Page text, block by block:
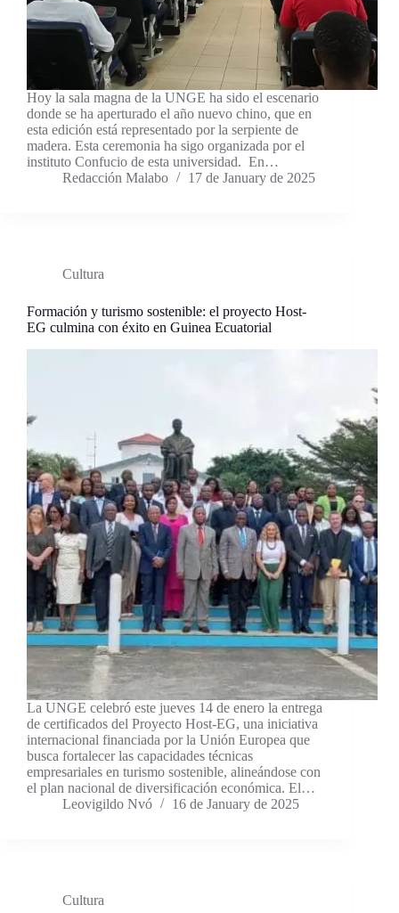
Hoy la sala magna de la UNGE ha sido el escenario
donde se ha aperturado el año nuevo chino, que en
esta edición está representado por la serpiente de
madera. Esta ceremonia ha sigo organizada por el
instituto Confucio de esta universidad. En…
Redacción Malabo
17 de January de 2025
Cultura
Formación y turismo sostenible: el proyecto Host-
EG culmina con éxito en Guinea Ecuatorial
La UNGE celebró este jueves 14 de enero la entrega
de certificados del Proyecto Host-EG, una iniciativa
internacional financiada por la Unión Europea que
busca fortalecer las capacidades técnicas
empresariales en turismo sostenible, alineándose con
el plan nacional de diversificación económica. El…
Leovigildo Nvó
16 de January de 2025
Cultura